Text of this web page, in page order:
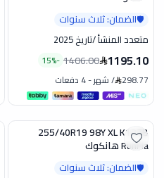
🛡️الضمان: ثلاث سنوات
متعدد المنشأ/تاريخ 2025
1195.10
1406.00
-
15%
298.77
/شهر-4 دفعات
تخفيض255/40R19 98Y XL K127B
RunFla هانكوك
🛡️الضمان: ثلاث سنوات